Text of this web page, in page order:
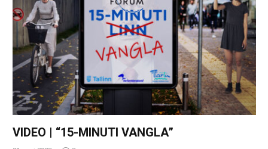
VIDEO | “15-MINUTI VANGLA”